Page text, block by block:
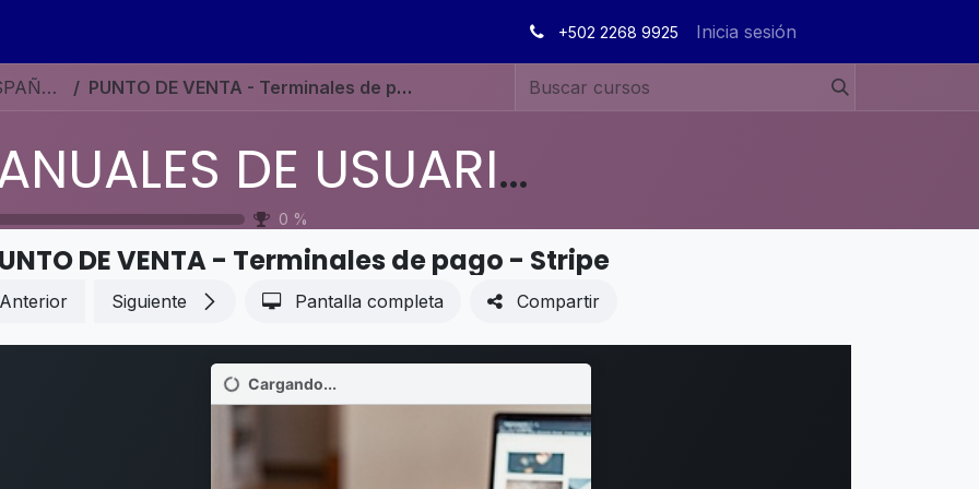
+502 2268 9925 Inicia sesión
MANUALES DE USUARIO EN ESPAÑOL ODOO 19 PUNTO DE VENTA - Terminales de pago - Stripe
MANUALES DE USUARIO EN ESPAÑOL ODOO 19
0 %
DE VENTA - Terminales de pago - Stripe
Anterior Siguiente Pantalla completa Compartir